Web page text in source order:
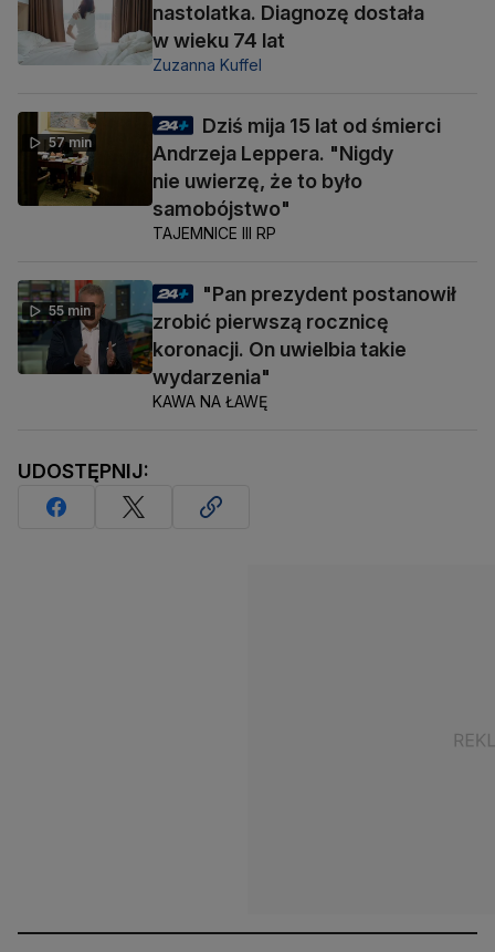
nastolatka. Diagnozę dostała
w wieku 74 lat
Zuzanna Kuffel
57 min
Dziś mija 15 lat od śmierci
Andrzeja Leppera. "Nigdy
nie uwierzę, że to było
samobójstwo"
TAJEMNICE III RP
55 min
"Pan prezydent postanowił
zrobić pierwszą rocznicę
koronacji. On uwielbia takie
wydarzenia"
KAWA NA ŁAWĘ
UDOSTĘPNIJ: